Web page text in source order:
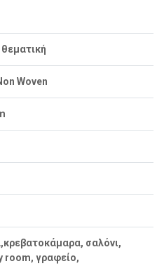
Woven
σαλόνι,
room, γραφείο,